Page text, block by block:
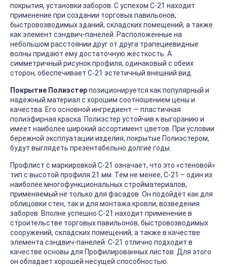
покрытия, установки заборов. С успехом С-21 находит
применение при создании торговых павильонов,
быстровозводимых зданий, складских помещений, а также
как элемент сэндвич-панелей. Расположенные на
небольшом расстоянии друг от друга трапециевидные
волны придают ему достаточную жёсткость. А
симметричный рисунок профиля, одинаковый с обеих
сторон, обеспечивает С-21 эстетичный внешний вид.
Покрытие Полиэстерпозиционируется как популярный и
надёжный материал с хорошим соотношением цены и
качества. Его основной ингредиент — пластичная
полиэфирная краска. Полиэстер устойчив к выгоранию и
имеет наиболее широкий ассортимент цветов. При условии
бережной эксплуатации изделия, покрытые Полиэстером,
будут выглядеть презентабельно долгие годы.
Профлист с маркировкой С-21 означает, что это «стеновой»
тип с высотой профиля 21 мм. Тем не менее, С-21 – один из
наиболее многофункциональных стройматериалов,
применяемый не только для фасадов. Он подойдёт как для
облицовки стен, так и для монтажа кровли, возведения
заборов. Вполне успешно С-21 находит применение в
строительстве торговых павильонов, быстровозводимых
сооружений, складских помещений, а также в качестве
элемента сэндвич-панелей. С-21 отлично подходит в
качестве основы для Профилированных листов. Для этого
он обладает хорошей несущей способностью.